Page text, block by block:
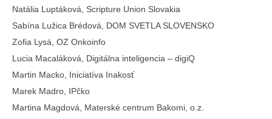
Natália Luptáková, Scripture Union Slovakia
Sabína Lužica Brédová, DOM SVETLA SLOVENSKO
Zofia Lysá, OZ Onkoinfo
Lucia Macaláková, Digitálna inteligencia – digiQ
Martin Macko, Iniciatíva Inakosť
Marek Madro, IPčko
Martina Magdová, Materské centrum Bakomi, o.z.